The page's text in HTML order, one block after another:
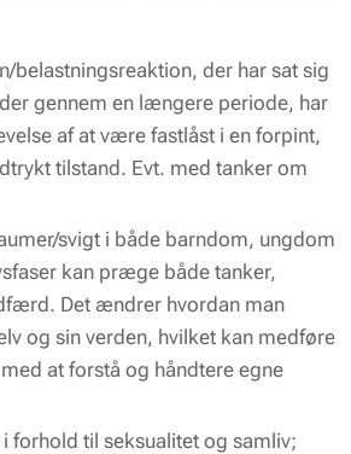
belastningsreaktion, der har sat sig
gennem en længere periode, har
af at være fastlåst i en forpint,
tilstand. Evt. med tanker om
svigt i både barndom, ungdom
kan præge både tanker,
Det ændrer hvordan man
og sin verden, hvilket kan medføre
at forstå og håndtere egne
forhold til seksualitet og samliv;